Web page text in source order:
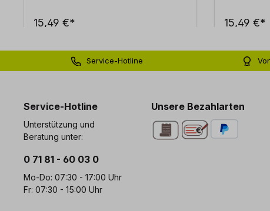
15,49 €* 15,49 €*
Service-Hotline
Service-Hotline
Unterstützung und
Beratung unter:
0 71 81 - 60 03 0
Mo-Do: 07:30 - 17:00 Uhr
Fr: 07:30 - 15:00 Uhr
Unsere Bezahlarten